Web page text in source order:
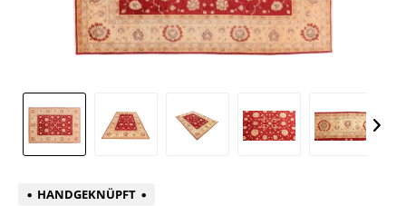
HANDGEKNÜPFT